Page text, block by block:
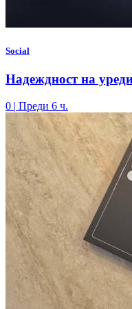
Social
Надеждност на
0 | Преди 6 ч.